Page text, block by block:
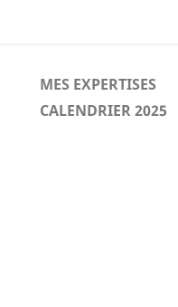
MES EXPERTISES
CALENDRIER 2025